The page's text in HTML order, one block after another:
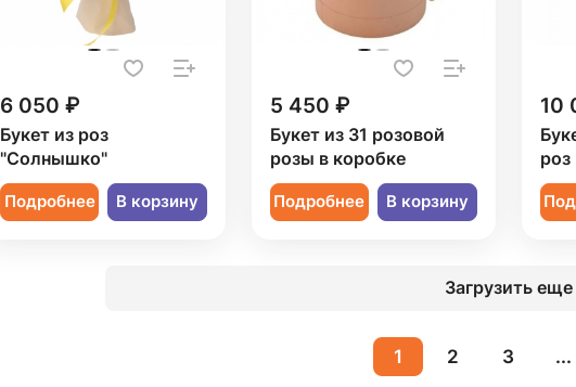
6 050 ₽
Букет из роз
"Солнышко"
Подробнее В корзину
5 450 ₽
Букет из 31 розовой
розы в коробке
Подробнее В корзину
10
роз
Загрузить еще
1 2 3 ...